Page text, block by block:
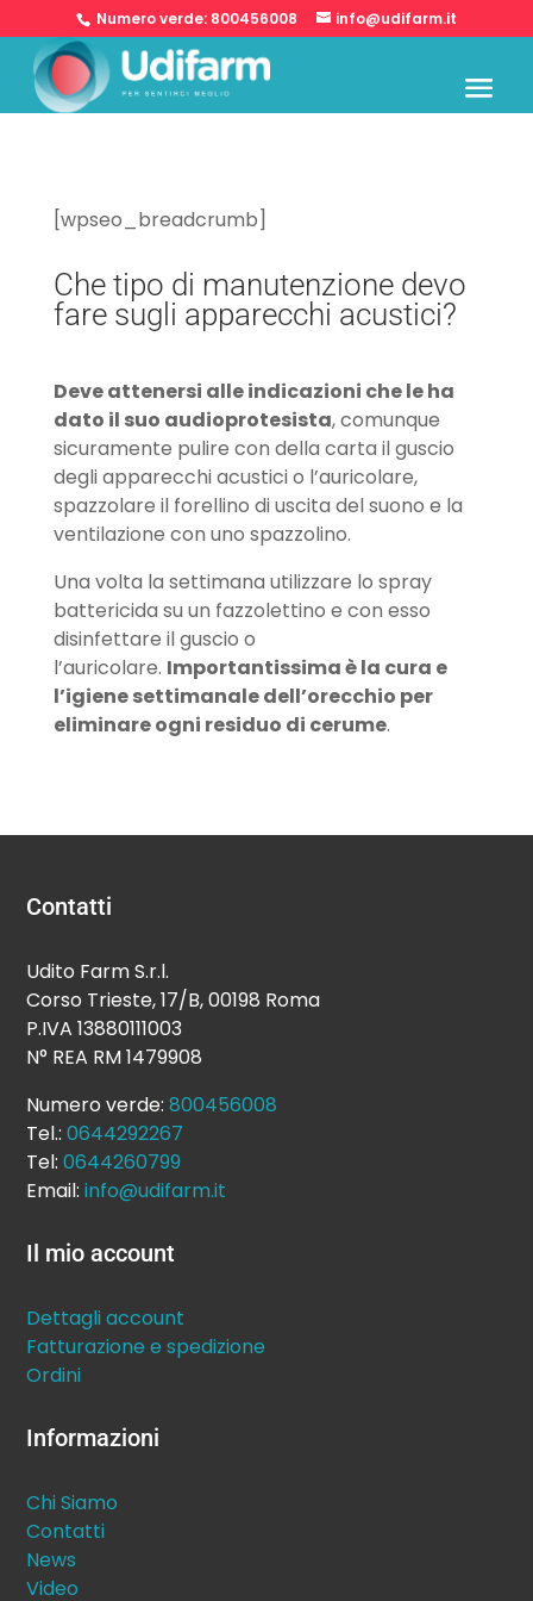
Numero verde: 800456008 info@udifarm.it
[wpseo_breadcrumb]
Che tipo di manutenzione devo
fare sugli apparecchi acustici?
Deve attenersi alle indicazioni che le ha
dato il suo audioprotesista, comunque
sicuramente pulire con della carta il guscio
degli apparecchi acustici o l’auricolare,
spazzolare il forellino di uscita del suono e la
ventilazione con uno spazzolino.
Una volta la settimana utilizzare lo spray
battericida su un fazzolettino e con esso
disinfettare il guscio o
l’auricolare. Importantissima è la cura e
l’igiene settimanale dell’orecchio per
eliminare ogni residuo di cerume.
Contatti
Udito Farm S.r.l.
Corso Trieste, 17/B, 00198 Roma
P.IVA 13880111003
N° REA RM 1479908
Numero verde:800456008
Tel.:0644292267
Tel:0644260799
Email:info@udifarm.it
Il mio account
Dettagli account
Fatturazione e spedizione
Ordini
Informazioni
Chi Siamo
Contatti
News
Video